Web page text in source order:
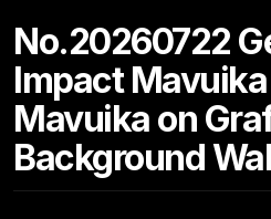
No.20260722
Impact
Mavuika on
Background